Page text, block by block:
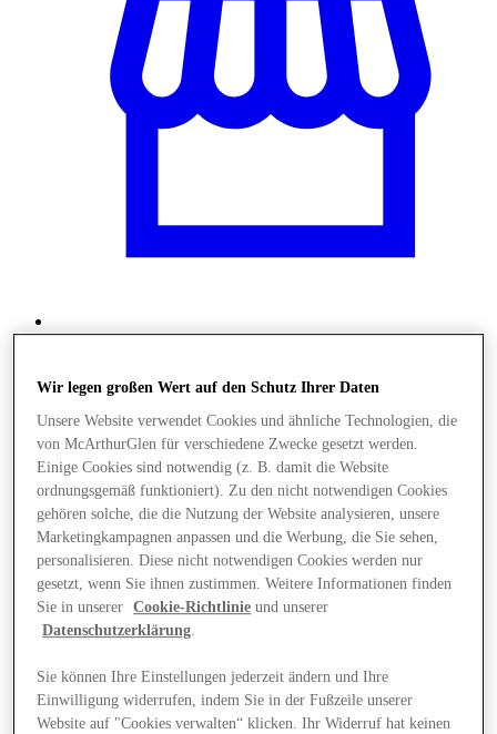
Shops
Wir legen großen Wert auf den Schutz Ihrer Daten
Unsere Website verwendet Cookies und ähnliche Technologien, die
von McArthurGlen für verschiedene Zwecke gesetzt werden.
Einige Cookies sind notwendig (z. B. damit die Website
ordnungsgemäß funktioniert). Zu den nicht notwendigen Cookies
gehören solche, die die Nutzung der Website analysieren, unsere
Marketingkampagnen anpassen und die Werbung, die Sie sehen,
personalisieren. Diese nicht notwendigen Cookies werden nur
gesetzt, wenn Sie ihnen zustimmen. Weitere Informationen finden
Sie in unserer
Cookie-Richtlinie und unserer
Datenschutzerklärung.
Sie können Ihre Einstellungen jederzeit ändern und Ihre
Einwilligung widerrufen, indem Sie in der Fußzeile unserer
Website auf "Cookies verwalten“ klicken. Ihr Widerruf hat keinen